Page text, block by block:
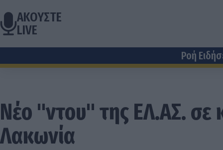
ΑΚΟΥΣΤΕ
LIVE
Ροή
Νέο "ντου" της ΕΛ.ΑΣ. σε
Λακωνία